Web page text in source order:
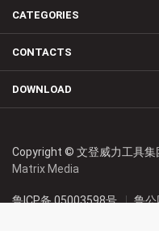
CATEGORIES
CONTACTS
DOWNLOAD
Copyright © 文登威力工具
Matrix Media
鲁ICP备 05003598号 鲁